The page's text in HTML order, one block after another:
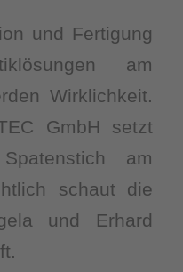
und Fertigung
am
Wirklichkeit.
GmbH setzt
am
schaut die
und Erhard